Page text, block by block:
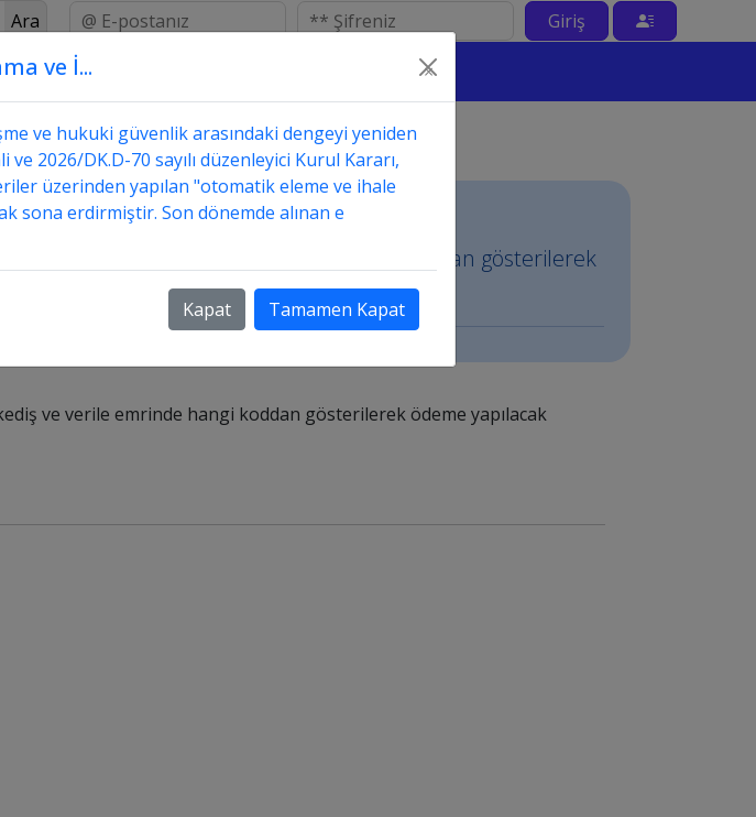
Ara Giriş
Sorular ve Cevapları
hakkediş ve verile emrinde hangi koddan gösterilerek
ve verile emrinde hangi koddan gösterilerek ödeme yapılacak
ve İ... ×
ve hukuki güvenlik arasındaki dengeyi yeniden
2026/DK.D-70 sayılı düzenleyici Kurul Kararı,
üzerinden yapılan "otomatik eleme ve ihale
sona erdirmiştir. Son dönemde alınan e
Kapat Tamamen Kapat